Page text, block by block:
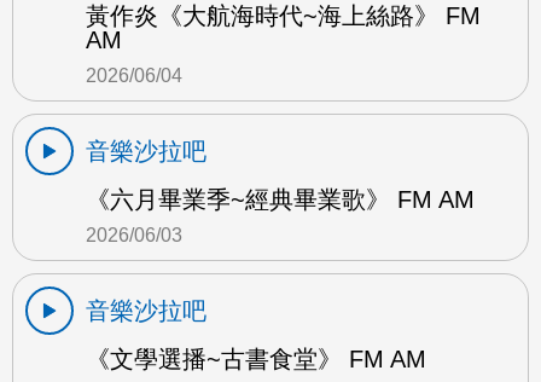
黃作炎《大航海時代~海上絲路》 FM
AM
2026/06/04
音樂沙拉吧
《六月畢業季~經典畢業歌》 FM AM
2026/06/03
音樂沙拉吧
《文學選播~古書食堂》 FM AM